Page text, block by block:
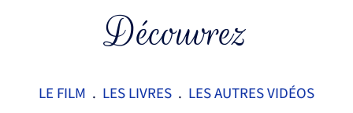
Découvrez
LE FILM . LES LIVRES. LESAUTRES VIDÉOS